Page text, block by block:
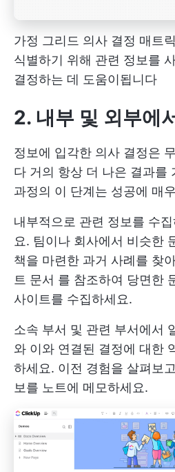
가정 그리드 의사 결정 매트
식별하기 위해 관련 정보를
결정하는 데 도움이됩니다
2. 내부 및 외부에
정보에 입각한 의사 결정은
다 거의 항상 더 나은 결과를
과정의 이 단계는 성공에 매
내부적으로 관련 정보를 수
요. 팀이나 회사에서 비슷한
책을 마련한 과거 사례를 찾
트 문서 를 참조하여 당면한
사이트를 수집하세요.
소속 부서 및 관련 부서에서
와 이와 연결된 결정에 대한
하세요. 이전 경험을 살펴보
보를 노트에 메모하세요.